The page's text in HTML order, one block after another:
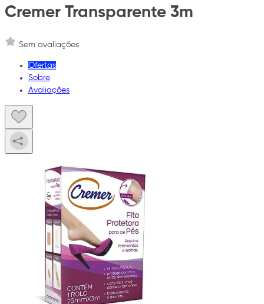
Cremer Transparente 3m
Sem avaliações
Ofertas
Sobre
Avaliações